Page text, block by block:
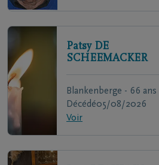
Patsy DE
SCHEEMACKER
Blankenberge - 66 ans
Décédé05/08/2026
Voir